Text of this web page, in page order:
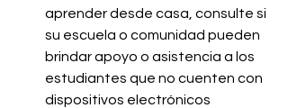
aprender desde casa, consulte si
su escuela o comunidad pueden
brindar apoyo o asistencia a los
estudiantes que no cuenten con
dispositivos electrónicos